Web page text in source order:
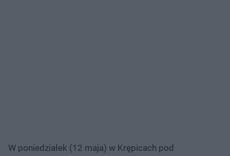
W poniedziałek (12 maja) w Krępicach pod